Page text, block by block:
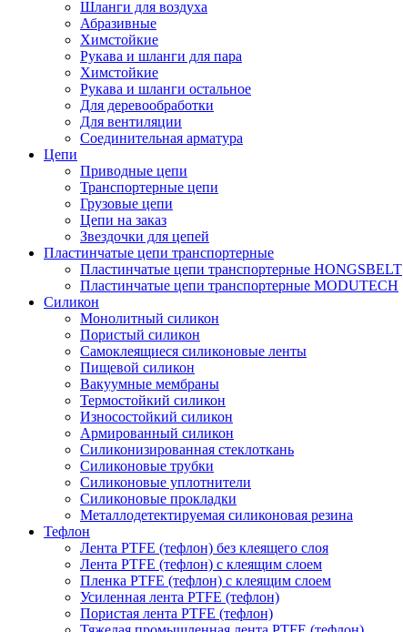
Шланги для воздуха
Абразивные
Химстойкие
Рукава и шланги для пара
Химстойкие
Рукава и шланги остальное
Для деревообработки
Для вентиляции
Соединительная арматура
Цепи
Приводные цепи
Транспортерные цепи
Грузовые цепи
Цепи на заказ
Звездочки для цепей
Пластинчатые цепи транспортерные
Пластинчатые цепи транспортерные HONGSBELT
Пластинчатые цепи транспортерные MODUTECH
Силикон
Монолитный силикон
Пористый силикон
Самоклеящиеся силиконовые ленты
Пищевой силикон
Вакуумные мембраны
Термостойкий силикон
Износостойкий силикон
Армированный силикон
Силиконизированная стеклоткань
Силиконовые трубки
Силиконовые уплотнители
Силиконовые прокладки
Металлодетектируемая силиконовая резина
Тефлон
Лента PTFE (тефлон) без клеящего слоя
Лента PTFE (тефлон) с клеящим слоем
Пленка PTFE (тефлон) с клеящим слоем
Усиленная лента PTFE (тефлон)
Пористая лента PTFE (тефлон)